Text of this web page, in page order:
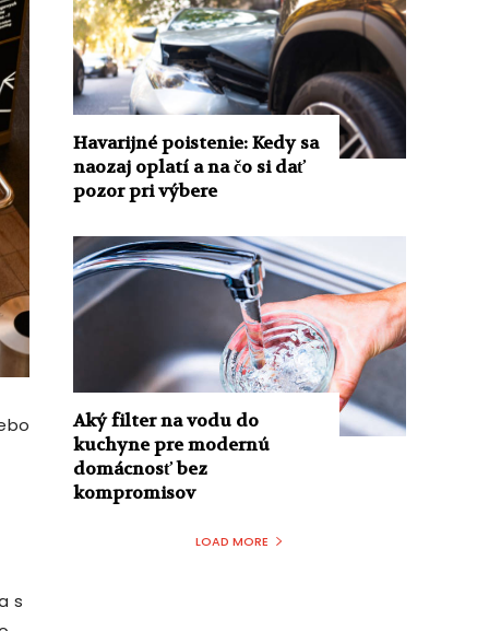
s
Havarijné poistenie: Kedy sa
naozaj oplatí a na čo si dať
pozor pri výbere
Aký filter na vodu do
kuchyne pre modernú
domácnosť bez
kompromisov
LOAD MORE